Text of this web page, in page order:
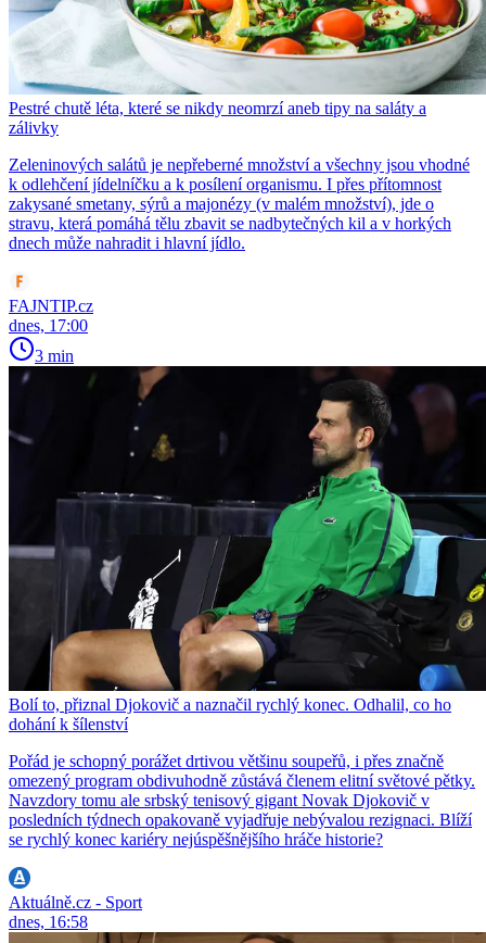
Pestré chutě léta, které se nikdy neomrzí aneb tipy na saláty a
zálivky
Zeleninových salátů je nepřeberné množství a všechny jsou vhodné
k odlehčení jídelníčku a k posílení organismu. I přes přítomnost
zakysané smetany, sýrů a majonézy (v malém množství), jde o
stravu, která pomáhá tělu zbavit se nadbytečných kil a v horkých
dnech může nahradit i hlavní jídlo.
FAJNTIP.cz
dnes, 17:00
3 min
Bolí to, přiznal Djokovič a naznačil rychlý konec. Odhalil, co ho
dohání k šílenství
Pořád je schopný porážet drtivou většinu soupeřů, i přes značně
omezený program obdivuhodně zůstává členem elitní světové pětky.
Navzdory tomu ale srbský tenisový gigant Novak Djokovič v
posledních týdnech opakovaně vyjadřuje nebývalou rezignaci. Blíží
se rychlý konec kariéry nejúspěšnějšího hráče historie?
Aktuálně.cz - Sport
dnes, 16:58